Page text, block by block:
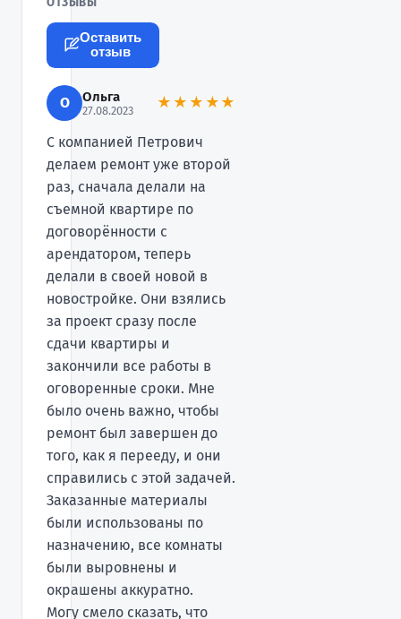
Оставить
отзыв
О Ольга
27.08.2023 ★★★★★
С компанией Петрович
делаем ремонт уже второй
раз, сначала делали на
съемной квартире по
договорённости с
арендатором, теперь
делали в своей новой в
новостройке. Они взялись
за проект сразу после
сдачи квартиры и
закончили все работы в
оговоренные сроки. Мне
было очень важно, чтобы
ремонт был завершен до
того, как я перееду, и они
справились с этой задачей.
Заказанные материалы
были использованы по
назначению, все комнаты
были выровнены и
окрашены аккуратно.
Могу смело сказать, что